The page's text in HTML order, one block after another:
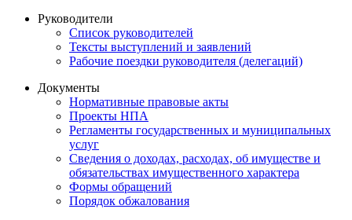
Руководители
Список руководителей
Тексты выступлений и заявлений
Рабочие поездки руководителя (делегаций)
Документы
Нормативные правовые акты
Проекты НПА
Регламенты государственных и муниципальных
услуг
Сведения о доходах, расходах, об имуществе и
обязательствах имущественного характера
Формы обращений
Порядок обжалования